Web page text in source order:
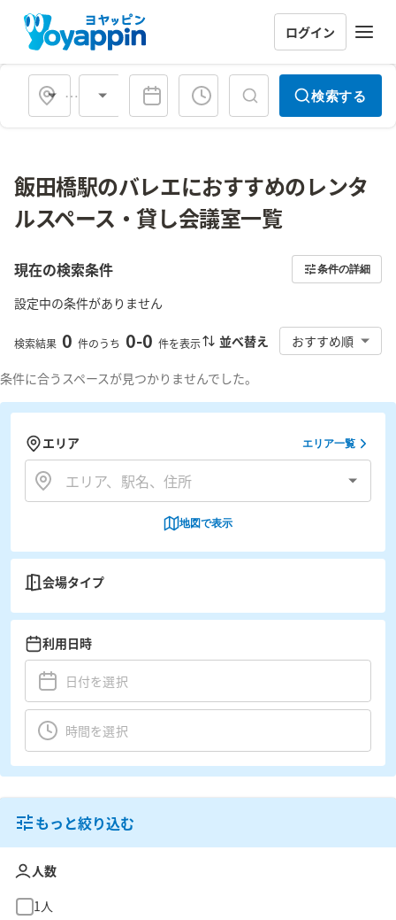
ログイン
会場タイプ 検索する
飯田橋駅のバレエにおすすめのレンタ
ルスペース・貸し会議室一覧
現在の検索条件 条件の詳細
設定中の条件がありません
検索結果 0 件のうち 0-0 件を表示 並べ替え おすすめ順
条件に合うスペースが見つかりませんでした。
エリア エリア一覧
地図で表示
会場タイプ
利用日時
もっと絞り込む
人数
1人